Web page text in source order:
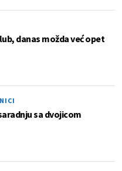
danas možda već opet
sa dvojicom